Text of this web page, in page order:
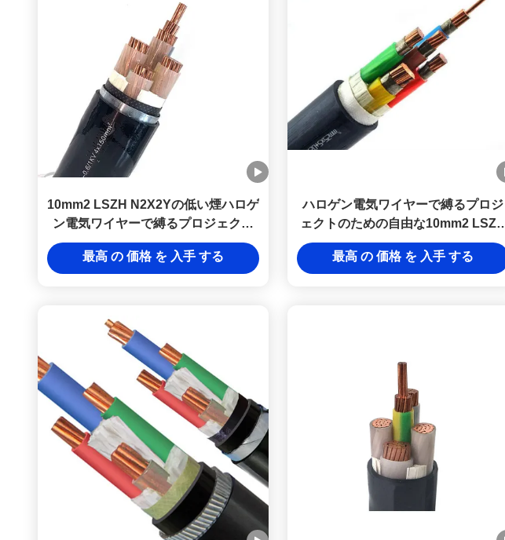
10mm2 LSZH N2X2Yの低い煙ハロゲ
ン電気ワイヤーで縛るプロジェクト
のための自由なケーブルのクラス2
最高 の 価格 を 入手 する
ハロゲン電気ワイヤーで縛るプロジ
ェクトのための自由な10mm2 LSZH
N2X2Y低い煙ケーブルのクラス2
最高 の 価格 を 入手 する